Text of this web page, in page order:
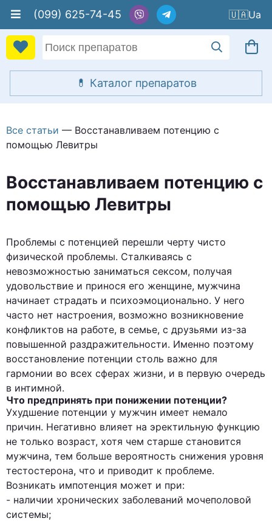
(099) 625-74-45 🇺🇦
Все статьи — Восстанавливаем потенцию с
помощью Левитры
Восстанавливаем потенцию с
помощью Левитры
Проблемы с потенцией перешли черту чисто
физической проблемы. Сталкиваясь с
невозможностью заниматься сексом, получая
удовольствие и принося его женщине, мужчина
начинает страдать и психоэмоционально. У него
часто нет настроения, возможно возникновение
конфликтов на работе, в семье, с друзьями из-за
повышенной раздражительности. Именно поэтому
восстановление потенции столь важно для
гармонии во всех сферах жизни, и в первую очередь
в интимной.
Что предпринять при понижении потенции?
Ухудшение потенции у мужчин имеет немало
причин. Негативно влияет на эректильную функцию
не только возраст, хотя чем старше становится
мужчина, тем больше вероятность снижения уровня
тестостерона, что и приводит к проблеме.
Возникать импотенция может и при:
- наличии хронических заболеваний мочеполовой
системы;